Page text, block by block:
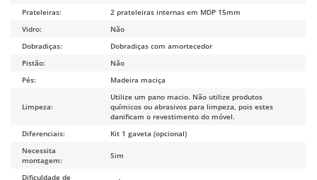
Prateleiras:
2 prateleiras internas em MDP 15mm
Vidro:
Não
Dobradiças:
Dobradiças com amortecedor
Pistão:
Não
Pés:
Madeira maciça
Limpeza:
Utilize um pano macio. Não utilize produtos
químicos ou abrasivos para limpeza, pois estes
danificam o revestimento do móvel.
Diferenciais:
Kit 1 gaveta (opcional)
Necessita
montagem:
Sim
Dificuldade de